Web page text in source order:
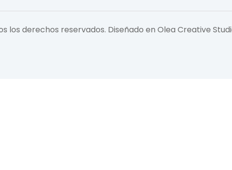
los derechos reservados. Diseñado en Olea Creative